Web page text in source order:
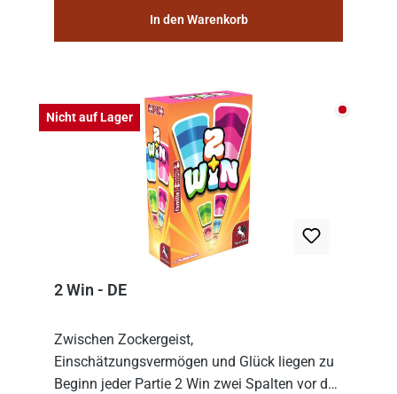
In den Warenkorb
Nicht auf Lager Nicht
2 Win - DE
Zwischen Zockergeist,
Einschätzungsvermögen und Glück liegen zu
Beginn jeder Partie 2 Win zwei Spalten vor den